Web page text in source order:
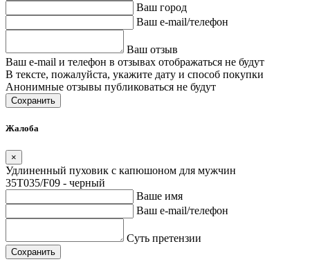
Ваш город
Ваш e-mail/телефон
Ваш отзыв
Ваш e-mail и телефон в отзывах отображаться не будут
В тексте, пожалуйста, укажите дату и способ покупки
Анонимные отзывы публиковаться не будут
Сохранить
Жалоба
×
Удлиненный пуховик с капюшоном для мужчин
35T035/F09 - черный
Ваше имя
Ваш e-mail/телефон
Суть претензии
Сохранить